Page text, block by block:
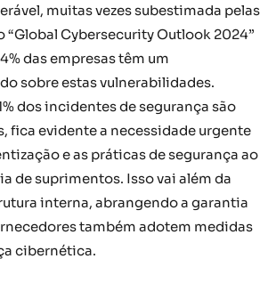
muitas vezes subestimada pelas
“Global Cybersecurity Outlook 2024”
das empresas têm um
sobre estas vulnerabilidades.
dos incidentes de segurança são
fica evidente a necessidade urgente
e as práticas de segurança ao
de suprimentos. Isso vai além da
interna, abrangendo a garantia
também adotem medidas
cibernética.